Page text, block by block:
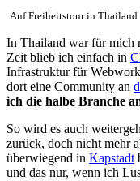
Auf Freiheitstour in Thailand
In Thailand war für mich
Zeit blieb ich einfach in
Infrastruktur für
dort eine Community an
ich die halbe Branche
So wird es auch
zurück, doch nicht mehr
überwiegend in Kapstadt
und das nur, wenn ich